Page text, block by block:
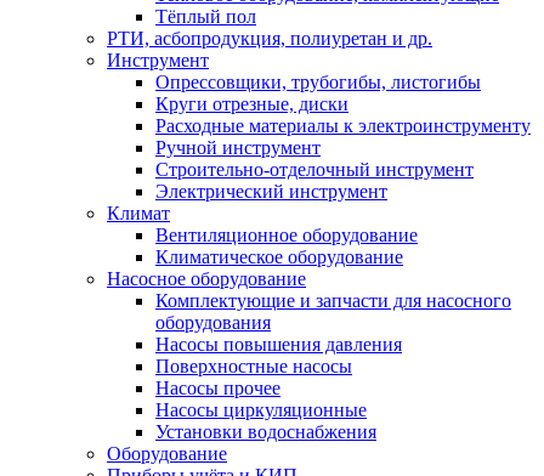
Тёплый пол
РТИ, асбопродукция, полиуретан и др.
Инструмент
Опрессовщики, трубогибы, листогибы
Круги отрезные, диски
Расходные материалы к электроинструменту
Ручной инструмент
Строительно-отделочный инструмент
Электрический инструмент
Климат
Вентиляционное оборудование
Климатическое оборудование
Насосное оборудование
Комплектующие и запчасти для насосного
оборудования
Насосы повышения давления
Поверхностные насосы
Насосы прочее
Насосы циркуляционные
Установки водоснабжения
Оборудование